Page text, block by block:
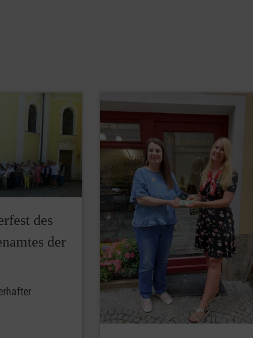
des
der